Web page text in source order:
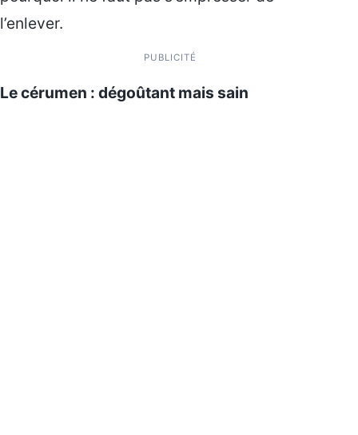
l’enlever.
PUBLICITÉ
Le cérumen : dégoûtant mais sain